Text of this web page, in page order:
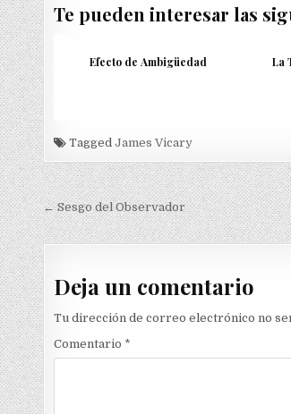
Te pueden interesar las
Efecto de Ambigüedad La
TaggedJames Vicary
Navegación
de
entradas
← Sesgo del Observador
Deja un comentario
Tu dirección de correo electrónico no
Comentario *